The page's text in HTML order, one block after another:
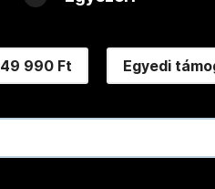
49 990 Ft Egyedi